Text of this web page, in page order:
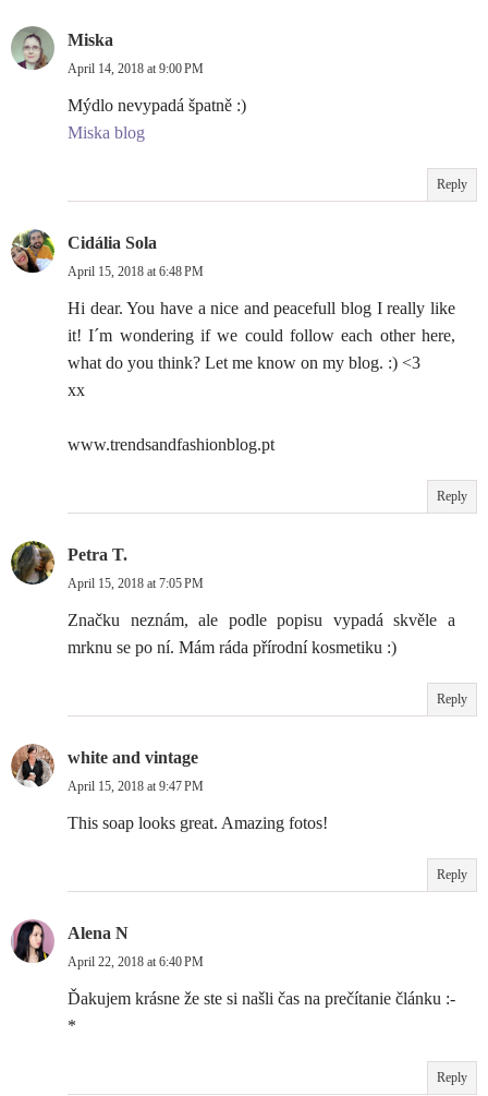
Miska
April 14, 2018 at 9:00 PM
Mýdlo nevypadá špatně :)
Miska blog
Reply
Cidália Sola
April 15, 2018 at 6:48 PM
Hi dear. You have a nice and peacefull blog I really like
it! I´m wondering if we could follow each other here,
what do you think? Let me know on my blog. :) <3
xx
www.trendsandfashionblog.pt
Reply
Petra T.
April 15, 2018 at 7:05 PM
Značku neznám, ale podle popisu vypadá skvěle a
mrknu se po ní. Mám ráda přírodní kosmetiku :)
Reply
white and vintage
April 15, 2018 at 9:47 PM
This soap looks great. Amazing fotos!
Reply
Alena N
April 22, 2018 at 6:40 PM
Ďakujem krásne že ste si našli čas na prečítanie článku :-
*
Reply